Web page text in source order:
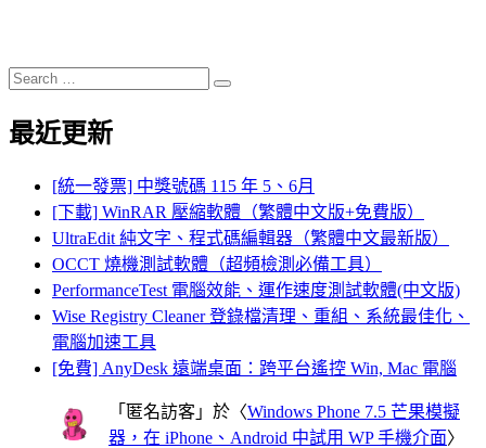
Search
for:
Search
最近更新
[統一發票] 中獎號碼 115 年 5、6月
[下載] WinRAR 壓縮軟體（繁體中文版+免費版）
UltraEdit 純文字、程式碼編輯器（繁體中文最新版）
OCCT 燒機測試軟體（超頻檢測必備工具）
PerformanceTest 電腦效能、運作速度測試軟體(中文版)
Wise Registry Cleaner 登錄檔清理、重組、系統最佳化、
電腦加速工具
[免費] AnyDesk 遠端桌面：跨平台遙控 Win, Mac 電腦
「 匿名訪客 」於〈Windows Phone 7.5 芒果模擬
器，在 iPhone、Android 中試用 WP 手機介面〉